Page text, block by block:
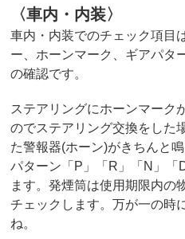
〈車内・内装〉
車内・内装でのチェック項目
ー、ホーンマーク、ギアパタ
の確認です。
ステアリングにホーンマーク
のでステアリング交換をした
た警報器(ホーン)がきちんと
パターン「P」「R」「N」「
ます。発煙筒は使用期限内の
チェックします。万が一の時
ね。